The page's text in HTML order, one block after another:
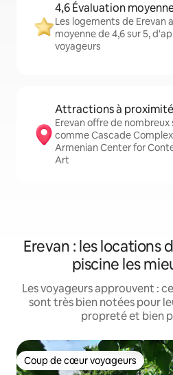
4,6 Évaluation
Les logements de Erevan
moyenne de 4,6 sur 5,
voyageurs
Attractions à proximité
Erevan offre de
comme Cascade
Armenian Center for
Art
Erevan : les locations
piscine les
Les voyageurs approuvent :
sont très bien notées pour
propreté et bien
Coup de cœur voyageurs
Coup de cœur voyageurs